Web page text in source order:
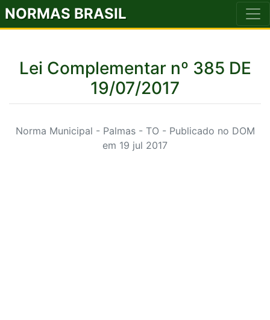
NORMAS BRASIL
Lei Complementar nº 385 DE
19/07/2017
Norma Municipal - Palmas - TO - Publicado no DOM
em 19 jul 2017